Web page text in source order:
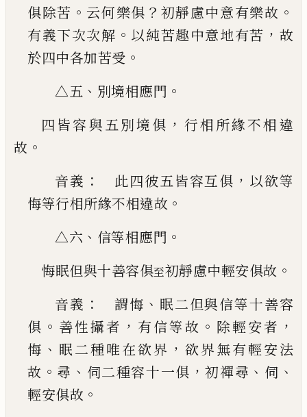
俱除苦 。 云何樂俱 ？ 初靜慮中意有樂故 。
有義下次次解 。 以純苦趣中意地有苦 ， 故
於四中各加苦受 。
△五 、 別境相應門 。
四皆容與五別境俱 ， 行相所緣不相違
故 。
音義 ： 此四彼五皆容互俱 ， 以欲等
悔等行相所緣不相違故 。
△六 、 信等相應門 。
悔眠但與十善容俱至初靜慮中輕安俱故 。
音義 ： 謂悔 、 眠二但與信等十善容
俱 。 善性攝者 ， 有信等故 。 除輕安者 ，
悔 、 眠二種唯在欲界 ， 欲界無有輕安法
故 。 尋 、 伺二種容十一俱 ，初禪尋 、 伺 、
輕安俱故 。